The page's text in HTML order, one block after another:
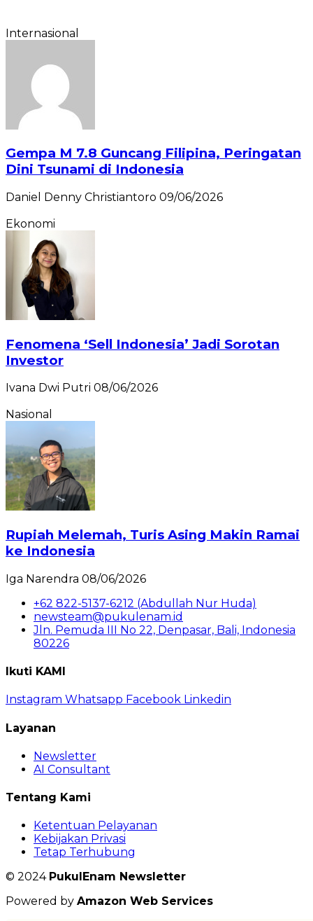
Internasional
Gempa M 7.8 Guncang Filipina, Peringatan
Dini Tsunami di Indonesia
Daniel Denny Christiantoro 09/06/2026
Ekonomi
Fenomena ‘Sell Indonesia’ Jadi Sorotan
Investor
Ivana Dwi Putri 08/06/2026
Nasional
Rupiah Melemah, Turis Asing Makin Ramai
ke Indonesia
Iga Narendra 08/06/2026
+62 822-5137-6212 (Abdullah Nur Huda)
newsteam@pukulenam.id
Jln. Pemuda III No 22, Denpasar, Bali, Indonesia
80226
Ikuti KAMI
Instagram Whatsapp Facebook Linkedin
Layanan
Newsletter
AI Consultant
Tentang Kami
Ketentuan Pelayanan
Kebijakan Privasi
Tetap Terhubung
© 2024 PukulEnam Newsletter
Powered by Amazon Web Services